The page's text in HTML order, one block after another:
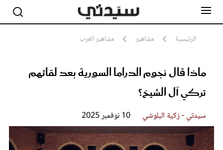
الرئيسية مشاهير مشاهير العرب
ماذا قال نجوم الدراما السورية بعد لقائهم
تركي آل الشيخ؟
سيدتي - زكية البلوشي 10 نوفمبر 2025
مشاهير
جمال
صحة ورشاقة
سيدتي وطفلك
لايف ستايل
بلس+